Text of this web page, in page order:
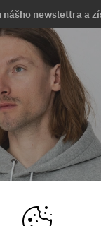
newslettra a